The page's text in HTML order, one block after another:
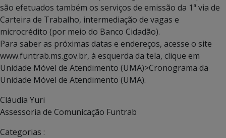
são efetuados também os serviços de emissão da 1ª via de
Carteira de Trabalho, intermediação de vagas e
microcrédito (por meio do Banco Cidadão).
Para saber as próximas datas e endereços, acesse o site
www.funtrab.ms.gov.br, à esquerda da tela, clique em
Unidade Móvel de Atendimento (UMA)>Cronograma da
Unidade Móvel de Atendimento (UMA).
Cláudia Yuri
Assessoria de Comunicação Funtrab
Categorias :